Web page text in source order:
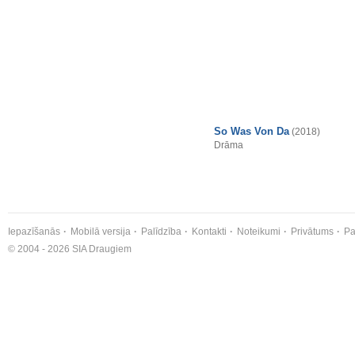
So Was Von Da (2018)
Drāma
Iepazīšanās Mobilā versija Palīdzība Kontakti Noteikumi Privātums
© 2004 - 2026 SIA Draugiem